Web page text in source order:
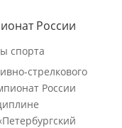
России
спорта
стрелкового
России